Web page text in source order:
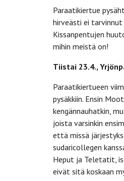
Paraatikiertue
hirveästi ei
Kissanpentujen
mihin meistä on!
Tiistai 23.4.,
Paraatikiertueen
pysäkkiin. Ensin
kengännauhatkin,
joista varsinkin
että missä
sudaricollegen
Heput ja Teletatit,
eivät sitä koskaan